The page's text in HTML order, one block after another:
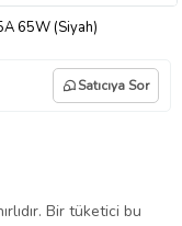
65W (Siyah)
Satıcıya Sor
Bir tüketici bu